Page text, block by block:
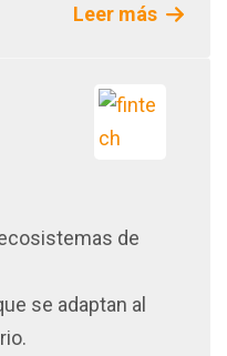
Leer más
de
se adaptan al